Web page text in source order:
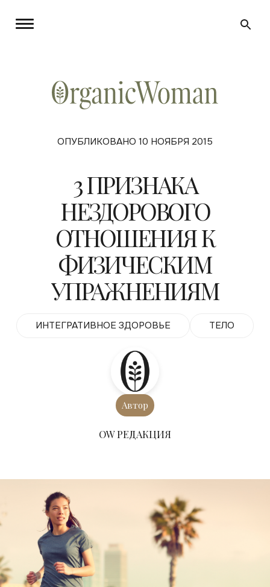
ОПУБЛИКОВАНО 10 НОЯБРЯ 2015
3 ПРИЗНАКА
НЕЗДОРОВОГО
ОТНОШЕНИЯ К
ФИЗИЧЕСКИМ
УПРАЖНЕНИЯМ
ИНТЕГРАТИВНОЕ ЗДОРОВЬЕ ТЕЛО
Автор
ОW РЕДАКЦИЯ